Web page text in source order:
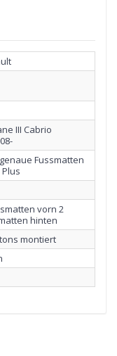
III Cabrio
Fussmatten
vorn 2
hinten
montiert